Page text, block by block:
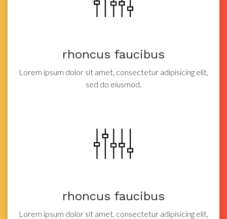
rhoncus faucibus
Lorem ipsum dolor sit amet, consectetur adipisicing elit,
sed do eiusmod.
rhoncus faucibus
Lorem ipsum dolor sit amet, consectetur adipisicing elit,